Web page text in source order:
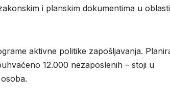
i planskim dokumentima u oblasti
aktivne politike zapošljavanja.
12.000 nezaposlenih – stoji u